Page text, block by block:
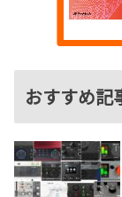
おすすめ記